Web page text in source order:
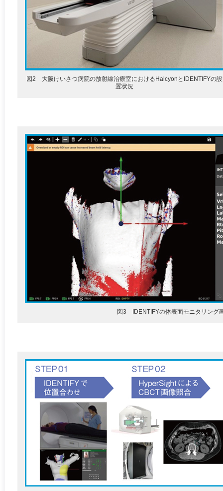
図2 大阪けいさつ病院の放射線治療室におけるHalcyonとIDENTIFYの設
置状況
図3 IDENTIFYの体表面モニタリング